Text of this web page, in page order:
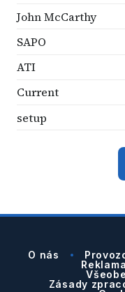
John McCarthy
SAPO
ATI
Current
setup
O nás
Reklama
Zásady